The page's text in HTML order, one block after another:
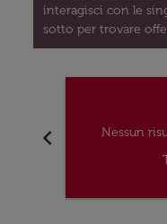
interagisci con le
sotto per trovare
chevron_left
Nessun